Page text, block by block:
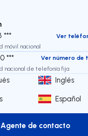
***
Ver
móvil nacional
***
Ver número de
nacional de telefonía fija
Inglés
Español
Agente de
Agente de contacto